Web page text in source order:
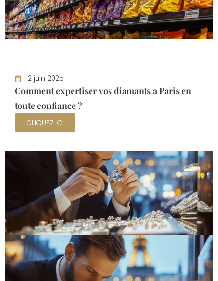
12 juin 2025
Comment expertiser vos diamants a Paris en
toute confiance ?
CLIQUEZ ICI